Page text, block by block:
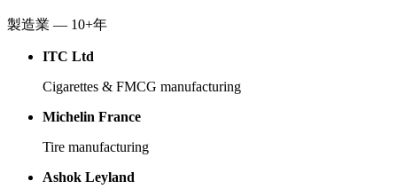
製造業 — 10+年
ITC Ltd
Cigarettes & FMCG manufacturing
Michelin France
Tire manufacturing
Ashok Leyland